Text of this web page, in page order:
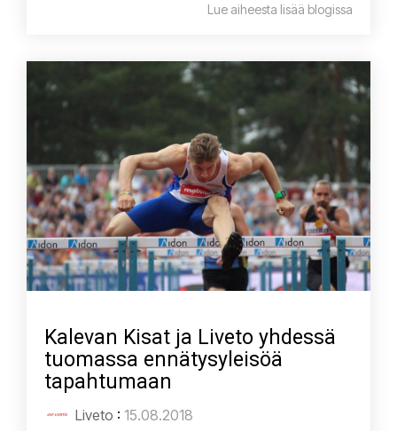
Lue aiheesta lisää blogissa
Kalevan Kisat ja Liveto yhdessä
tuomassa ennätysyleisöä
tapahtumaan
Liveto : 15.08.2018